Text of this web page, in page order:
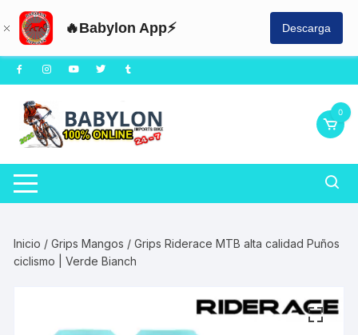
🔥Babylon App⚡ Descarga
Saltar
al
contenido
0
Inicio /Grips Mangos / Grips Riderace MTB alta calidad Puños
ciclismo | Verde Bianch